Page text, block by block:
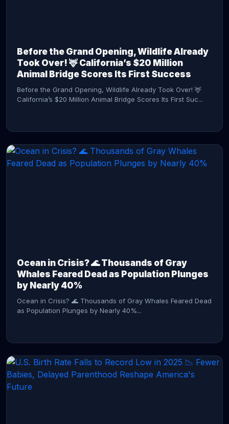
Before the Grand Opening, Wildlife Already
Took Over! 🦌 California’s $20 Million
Animal Bridge Scores Its First Success
Before the Grand Opening, Wildlife Already Took Over! 🦌
California’s $20 Million Animal Bridge Scores Its First Suc...
Ocean in Crisis? 🌊 Thousands of Gray
Whales Feared Dead as Population Plunges
by Nearly 40%
Ocean in Crisis? 🌊 Thousands of Gray Whales Feared Dead
as Population Plunges by Nearly 40%...